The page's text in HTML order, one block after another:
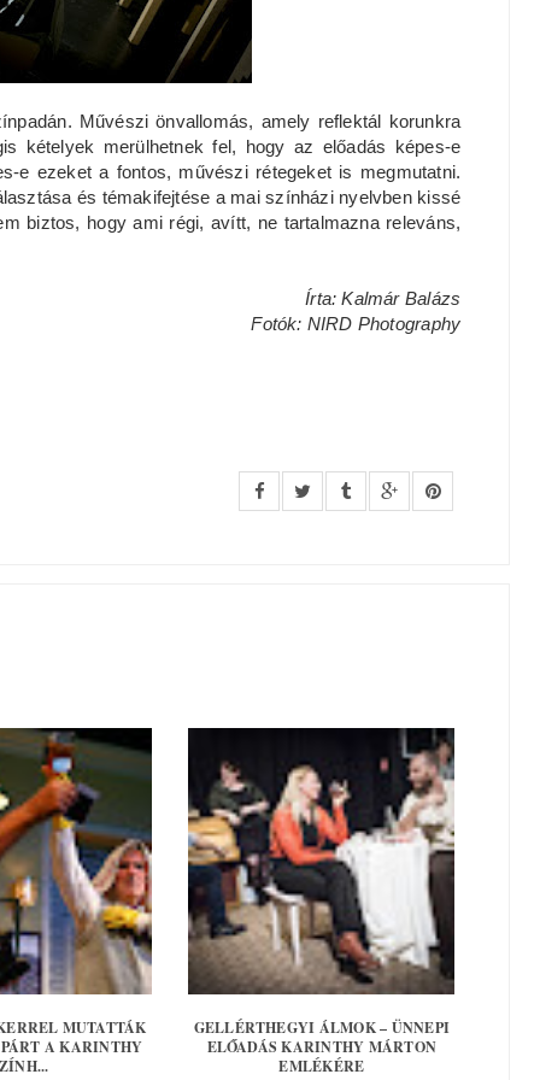
Művészi önvallomás, amely reflektál korunkra
kételyek merülhetnek fel, hogy az előadás képes-e
e ezeket a fontos, művészi rétegeket is megmutatni.
és témakifejtése a mai színházi nyelvben kissé
biztos, hogy ami régi, avítt, ne tartalmazna releváns,
Írta: Kalmár Balázs
Fotók: NIRD Photography
MUTATTÁK
A KARINTHY
GELLÉRTHEGYI ÁLMOK – ÜNNEPI
ELŐADÁS KARINTHY MÁRTON
EMLÉKÉRE